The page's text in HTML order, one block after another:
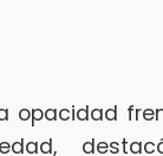
opacidad